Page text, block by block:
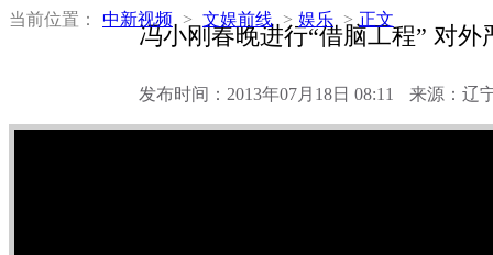
当前位置： 中新视频 > 文娱前线 > 娱乐 > 正文
冯小刚春晚进行“借脑工程” 对外
发布时间：2013年07月18日 08:11 来源：辽